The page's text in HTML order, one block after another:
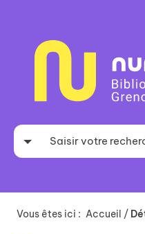
recherche
Vous êtes ici : Accueil /